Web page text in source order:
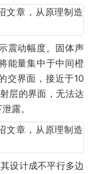
震动幅度。固体声
能量集中于中间橙
交界面，接近于10
层的界面，无法达
露。
设计成不平行多边